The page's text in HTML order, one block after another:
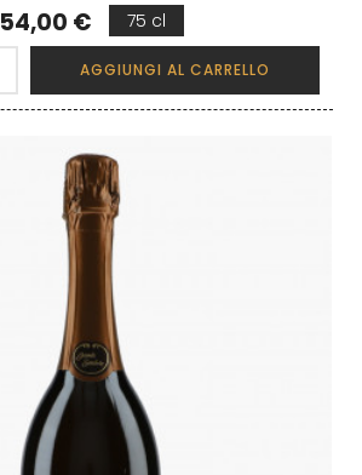
Prezzo
54,00 € 75 cl
AGGIUNGI AL CARRELLO